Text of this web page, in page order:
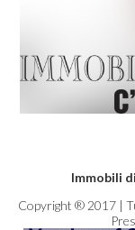
Immobili
Copyright ® 2017 |